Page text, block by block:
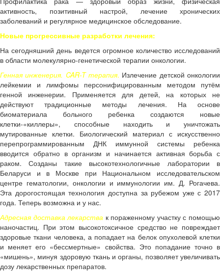
активность, позитивный настрой, лечение хронических
заболеваний и регулярное медицинское обследование.
Новые прогрессивные разработки лечения:
На сегодняшний день ведется огромное количество исследований
в области молекулярно-генетической терапии онкологии.
Генная инженерия. CAR-T терапия. Излечение детской онкологии
лейкемии и лимфомы персонифицированным методом путём
генной инженерии. Применяется для детей, на которых не
действуют традиционные методы лечения. На основе
биоматериала больного ребенка создаются новые
клетки-«киллеры», способные находить и уничтожать
мутированные клетки. Биологический материал с искусственно
перепрограммированным ДНК иммунной системы ребенка
вводится обратно в организм и начинается активная борьба с
раком. Созданы такие высокотехнологичные лаборатории в
Беларуси и в Москве при Национальном исследовательском
центре гематологии, онкологии и иммунологии им. Д. Рогачева.
Эта дорогостоящая технология доступна за рубежом уже с 2017
года. Теперь возможна и у нас.
Адресная доставка лекарства к пораженному участку с помощью
наночастиц. При этом высокотоксичное средство не повреждает
здоровые ткани человека, а попадает на белок опухолевой клетки
и меняет его «бессмертные» свойства. Это попадание точно в
«мишень», минуя здоровую ткань и органы, позволяет увеличивать
дозу лекарственных препаратов.